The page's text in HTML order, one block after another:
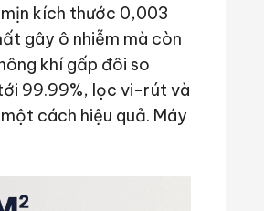
kích thước 0,003
gây ô nhiễm mà còn
khí gấp đôi so
99.99%, lọc vi-rút và
cách hiệu quả. Máy